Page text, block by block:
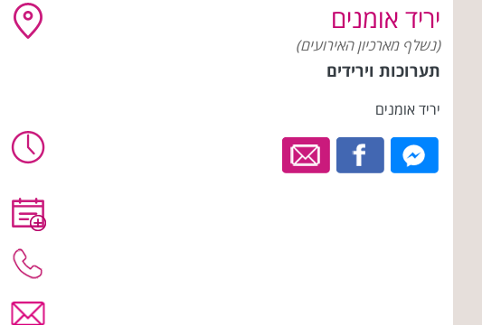
יריד אומנים
(נשלף מארכיון האירועים)
תערוכות וירידים
יריד אומנים